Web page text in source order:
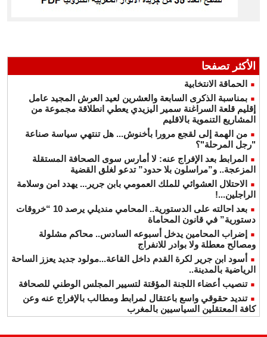
الأكثر تصفحا
الحماقة الانتخابية
بمناسبة الذكرى السابعة والعشرين لعيد العرش المجيد عامل
إقليم قلعة السراغنة سمير اليزيدي يعطي انطلاقة مجموعة من
المشاريع التنموية بالاقليم
من الهمة إلى لقجع مرورا بأخنوش... هل تنتهي سياسة صناعة
"رجل المرحلة"؟
المرابط بعد الإفراج عنه: لا أمارس سوى الصحافة المستقلة
المزعجة.. و”مراسلون بلا حدود” تدعو لغلق القضية
الاحتلال العشوائي للملك العمومي بابن جرير... يهدد امن وسلامة
الراجلين...!
بعد احالته على الدستورية.. المحامي منديلي يرصد 10 “خروقات
دستورية” في قانون المحاماة
إضراب المحامين يدخل أسبوعه السادس.. محاكم مشلولة
ومصالح معطلة ولا بوادر للانفراج
أسود ابن جرير لكرة القدم داخل القاعة...مولود جديد يعزز الساحة
الرياضية بالمدينة..
تنصيب أعضاء اللجنة المؤقتة لتسيير المجلس الوطني للصحافة
تنديد حقوقي واسع باعتقال لمرابط ومطالب بالإفراج عنه وعن
كافة المعتقلين السياسيين بالمغرب